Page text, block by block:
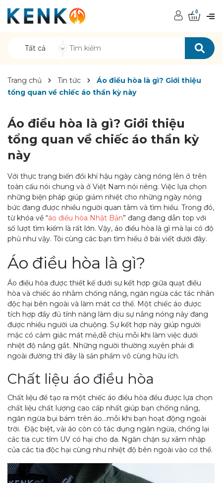
Tất cả
0
Trang chủ Tin tức
Áo điều hòa là gì? Giới thiệu
tổng quan về chiếc áo thần kỳ này
Áo điều hòa là gì? Giới thiệu
tổng quan về chiếc áo thần kỳ
này
Với thực trạng biến đổi khí hậu ngày càng nóng lên ở trên
toàn cấu nói chung và ở Việt Nam nói riêng. Việc lựa chọn
những biện pháp giúp giảm nhiệt cho những ngày nóng
bức đang được nhiều người quan tâm và tìm hiểu. Trong đó,
từ khóa về “áo điều hòa Nhật Bản” đang đang dẫn top với
số lượt tìm kiếm là rất lớn. Vậy, áo điều hòa là gì mà lại có độ
phủ như vậy. Tôi cùng các bạn tìm hiểu ở bài viết dưới đây.
Áo điều hòa là gì?
Áo điều hòa được thiết kế dưới sự kết hợp giữa quạt điều
hòa và chiếc áo nhằm chống nắng, ngăn ngừa các tác nhân
độc hại bên ngoài và làm mát cơ thể. Một chiếc áo được
tích hợp đầy đủ tính năng làm dịu sự nắng nóng này đang
được nhiều người ưa chuộng. Sự kết hợp này giúp người
mặc có cảm giác mát mẻ,dễ chịu mỗi khi làm việc dưới
nhiệt độ nắng gắt. Những người thường xuyên phải đi
ngoài đường thì đây là sản phẩm vô cùng hữu ích.
Chất liệu áo điều hòa
Chất liệu để tạo ra một chiếc áo điều hòa đều được lựa chọn
chất liệu chất lượng cao cấp nhất giúp bạn chống nắng,
ngăn ngừa bụi bám trên áo…mỗi khi bạn hoạt động ngoài
trời. Đặc biệt, vải áo còn có tác dụng ngăn ngừa, chống lại
các tia cực tím UV có hại cho da. Ngăn chặn sự xâm nhập
của các tia độc hại cùng như nhiệt độ bên ngoài vào cơ thể.